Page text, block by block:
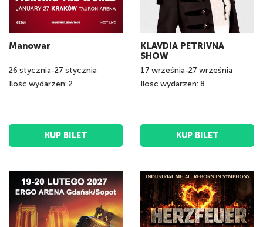
Manowar
26 stycznia-27 stycznia
Ilość wydarzeń: 2
KUP BILET
KLAVDIA PETRIVNA
SHOW
17 września-27 września
Ilość wydarzeń: 8
KUP BILET